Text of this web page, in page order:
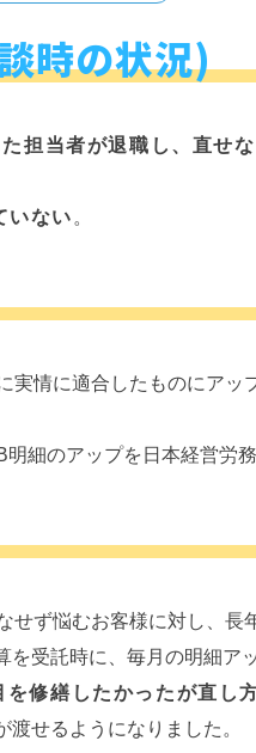
時の状況)
担当者が退職し、直せな
いない 。
実情に適合したものにアッ
細のアップを日本経営労務
せず悩むお客様に対し、長
受託時に、毎月の明細ア
を修繕したかったが直し
渡せるようになりました。